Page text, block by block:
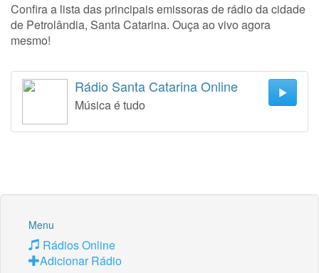
Confira a lista das principais emissoras de rádio da cidade
de Petrolândia, Santa Catarina. Ouça ao vivo agora
mesmo!
Rádio Santa Catarina Online
Música é tudo
Menu
Rádios Online
Adicionar Rádio